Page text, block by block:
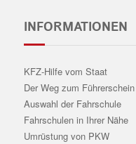
INFORMATIONEN
KFZ-Hilfe vom Staat
Der Weg zum Führerschein
Auswahl der Fahrschule
Fahrschulen in Ihrer Nähe
Umrüstung von PKW